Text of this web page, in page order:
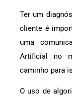
Ter um
cliente é
uma
Artificial no
caminho para
O uso de